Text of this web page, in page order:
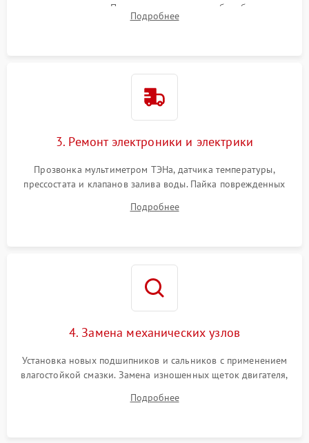
амортизаторов. Проверка подшипников барабана и
крестовины на износ, а манжеты люка на разрывы.
Подробнее
3. Ремонт электроники и электрики
Прозвонка мультиметром ТЭНа, датчика температуры,
прессостата и клапанов залива воды. Пайка поврежденных
Восстановление целостности проводки и контактов.
Подробнее
4. Замена механических узлов
Установка новых подшипников и сальников с применением
влагостойкой смазки. Замена изношенных щеток двигателя,
или поврежденной резиновой манжеты.
Подробнее